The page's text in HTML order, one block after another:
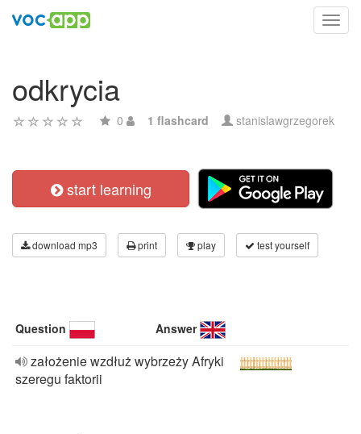
odkrycia
0 1 flashcard stanislawgrzegorek
start learning
download mp3 print play test yourself
Question Answer
założenie wzdłuż wybrzeży Afryki
szeregu faktorii